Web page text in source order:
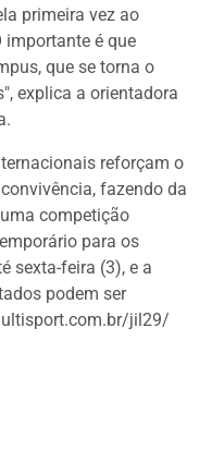
primeira vez ao
importante é que
que se torna o
explica a orientadora
reforçam o
fazendo da
competição
para os
sexta-feira (3), e a
podem ser
jil29/